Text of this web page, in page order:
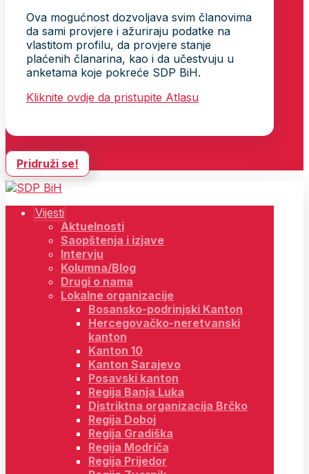
Ova mogućnost dozvoljava svim članovima
da sami provjere i ažuriraju podatke na
vlastitom profilu, da provjere stanje
plaćenih članarina, kao i da učestvuju u
anketama koje pokreće SDP BiH.
Kliknite ovdje da pristupite Atlasu
Pridruži se!
Vijesti
Aktuelnosti
Saopštenja i izjave
Intervju
Kolumna/Blog
Drugi o nama
Lokalne organizacije
Bosansko-podrinjski Kanton
Hercegovačko-neretvanski
kanton
Kanton 10
Kanton Sarajevo
Posavski kanton
Regija Banja Luka
Distriktna organizacija Brčko
Regija Doboj
Regija Gradiška
Regija Modriča
Regija Prijedor